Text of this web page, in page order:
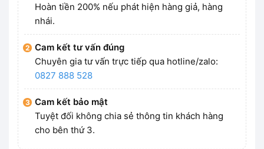
Hoàn tiền 200% nếu phát hiện hàng giả, hàng
nhái.
Cam kết tư vấn đúng
Chuyên gia tư vấn trực tiếp qua hotline/zalo:
0827 888 528
Cam kết bảo mật
Tuyệt đối không chia sẻ thông tin khách hàng
cho bên thứ 3.